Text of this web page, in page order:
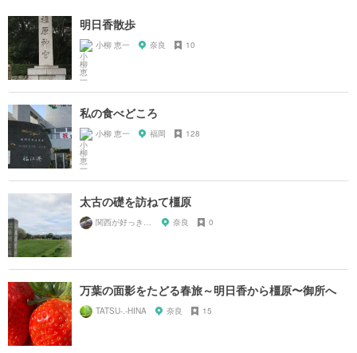
明日香散歩
小柳 恵一 奈良 10
私の食べどころ
小柳 恵一 福岡 128
太古の礎を訪ねて橿原
関西が好っきゃねん 奈良 0
万葉の面影をたどる春旅～明日香から橿原〜御所へ
TATSU-.-HINA 奈良 15